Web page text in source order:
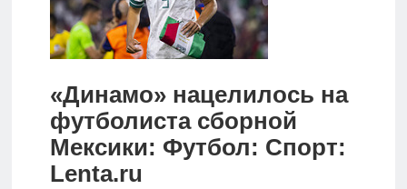
Новости
О
нас
Версия для
«Динамо» нацелилось на
футболиста сборной
Мексики: Футбол: Спорт:
Lenta.ru